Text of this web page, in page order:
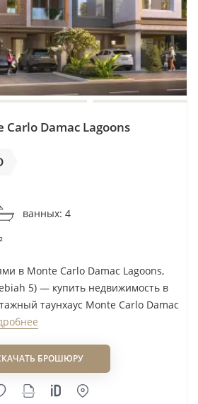
Damac Lagoons
ванных: 4
в Monte Carlo Damac Lagoons,
5) — купить недвижимость в
таунхаус Monte Carlo Damac
БРОШЮРУ